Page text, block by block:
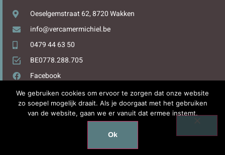
Oeselgemstraat 62, 8720 Wakken
info@vercamermichiel.be
0479 44 63 50
BE0778.288.705
Facebook
Design byWPDesign.be
Copyright © 2025. All rights reserved.
We gebruiken cookies om ervoor te zorgen dat onze website
zo soepel mogelijk draait. Als je doorgaat met het gebruiken
van de website, gaan we er vanuit dat ermee instemt.
Ok